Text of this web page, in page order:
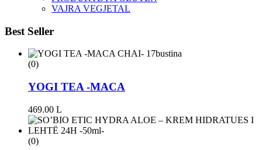
VAJRA VEGJETAL
Best Seller
(0)
YOGI TEA -MACA
469.00 L
(0)